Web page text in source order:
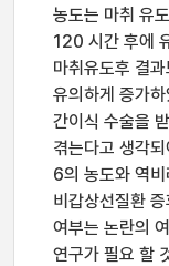
농도는 마취 유
120 시간 후에
마취유도후 결
유의하게 증가
간이식 수술을
겪는다고 생각
6의 농도와 역
비갑상선질환
여부는 논란의
연구가 필요 할